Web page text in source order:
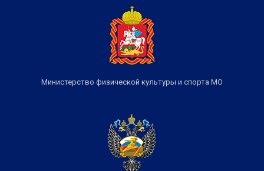
Министерство физической культуры и спорта МО